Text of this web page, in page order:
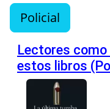
Policial
Lectores
estos libros